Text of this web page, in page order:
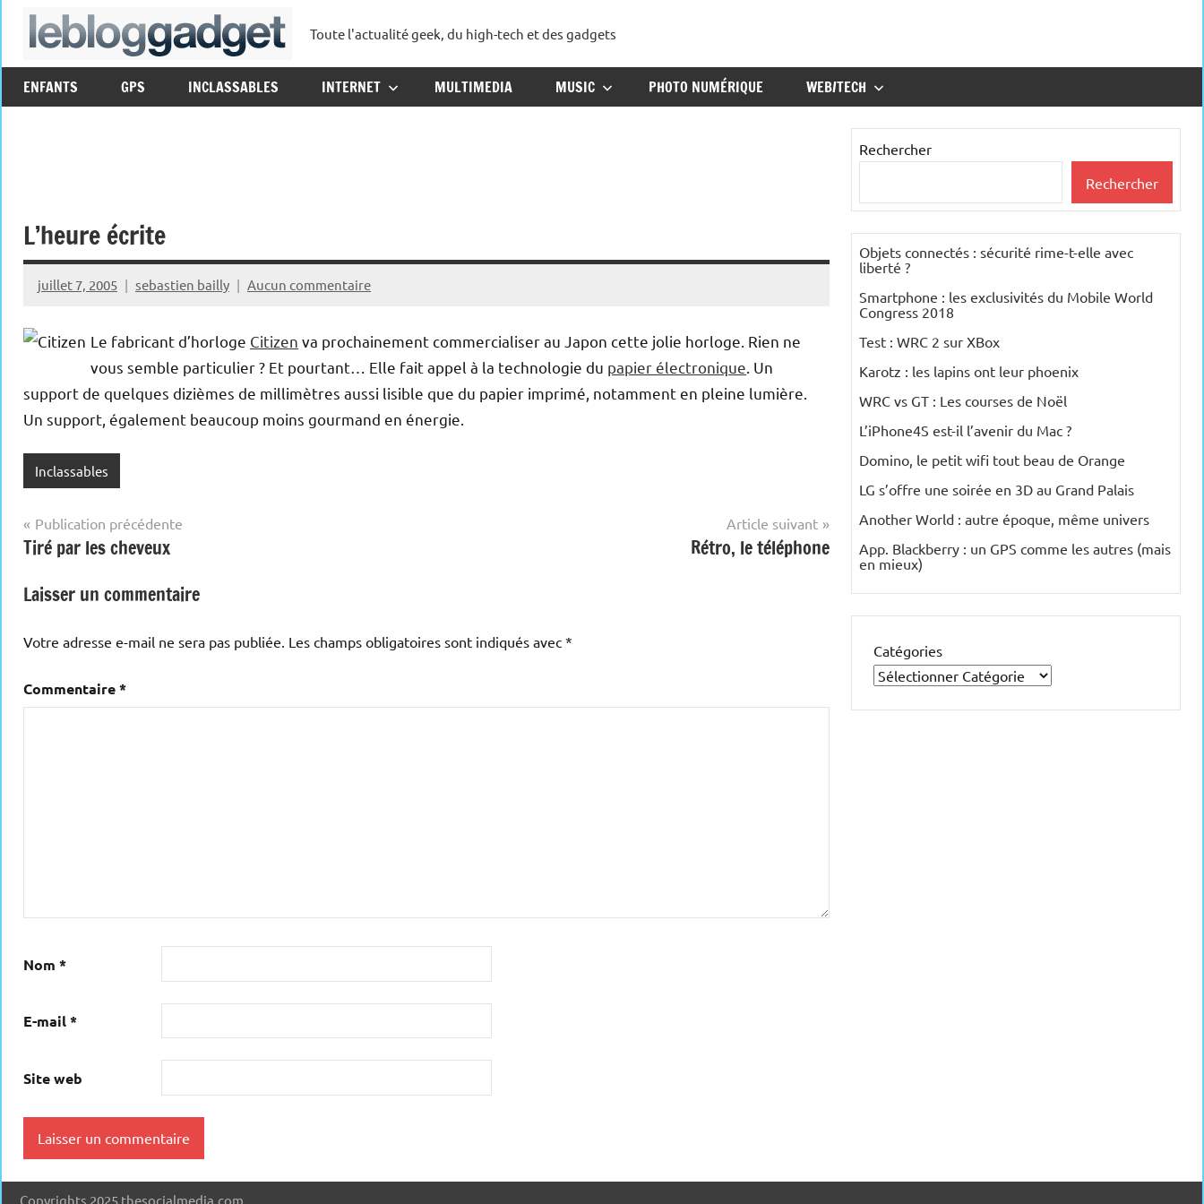
Aller
lebloggadget
Toute l'actualité geek, du high-tech et des gadgets
ENFANTS GPS INCLASSABLES INTERNET MULTIMEDIA MUSIC PHOTO NUMÉRIQUE WEB/TECH
L’heure écrite
juillet 7, 2005 sebastien bailly Aucun commentaire
Le fabricant d’horloge Citizen va prochainement commercialiser au Japon cette jolie horloge. Rien ne
vous semble particulier ? Et pourtant… Elle fait appel à la technologie du papier électronique . Un
support de quelques dizièmes de millimètres aussi lisible que du papier imprimé, notamment en pleine lumière.
Un support, également beaucoup moins gourmand en énergie.
Inclassables
Navigation
de
l’article
Publication précédente
Tiré par les cheveux
Article suivant
Rétro, le téléphone
Laisser un commentaire
Votre adresse e-mail ne sera pas publiée. Les champs obligatoires sont indiqués avec *
Commentaire*
Nom *
E-mail*
Site web
Rechercher
Rechercher
Objets connectés : sécurité rime-t-elle avec
liberté ?
Smartphone : les exclusivités du Mobile World
Congress 2018
Test : WRC 2 sur XBox
Karotz : les lapins ont leur phoenix
WRC vs GT : Les courses de Noël
L’iPhone4S est-il l’avenir du Mac ?
Domino, le petit wifi tout beau de Orange
LG s’offre une soirée en 3D au Grand Palais
Another World : autre époque, même univers
App. Blackberry : un GPS comme les autres (mais
en mieux)
Catégories
Copyrights 2025 thesocialmedia.com